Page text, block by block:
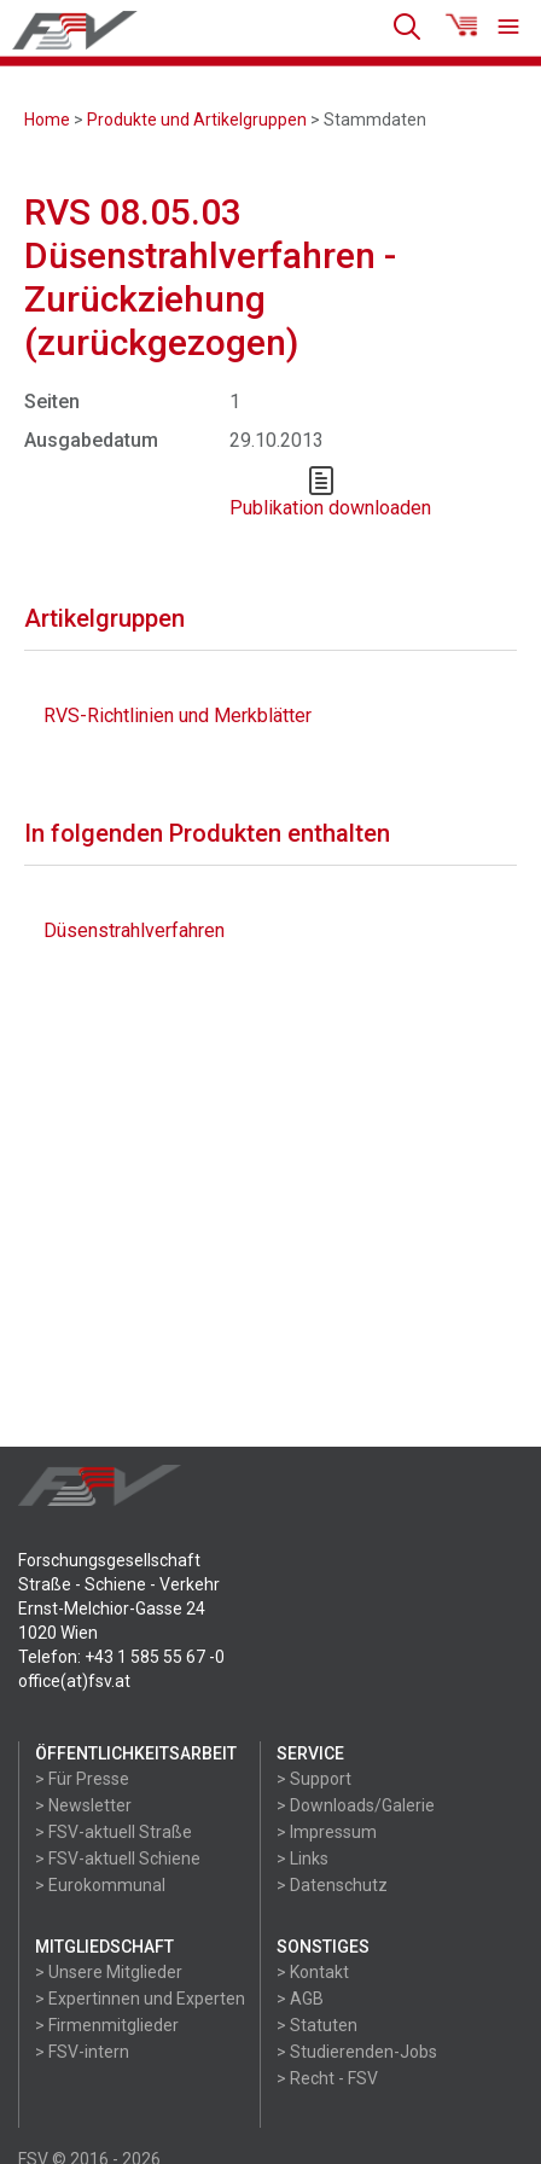
Home > Produkte und Artikelgruppen > Stammdaten
RVS 08.05.03
Düsenstrahlverfahren -
Zurückziehung
(zurückgezogen)
Seiten
1
Ausgabedatum
29.10.2013
Publikation downloaden
Artikelgruppen
RVS-Richtlinien und Merkblätter
In folgenden Produkten enthalten
Düsenstrahlverfahren
Forschungsgesellschaft
Straße - Schiene - Verkehr
Ernst-Melchior-Gasse 24
1020 Wien
Telefon: +43 1 585 55 67 -0
office(at)fsv.at
ÖFFENTLICHKEITSARBEIT
> Für Presse
> Newsletter
> FSV-aktuell Straße
> FSV-aktuell Schiene
> Eurokommunal
SERVICE
> Support
> Downloads/Galerie
> Impressum
> Links
> Datenschutz
MITGLIEDSCHAFT
> Unsere Mitglieder
> Expertinnen und Experten
> Firmenmitglieder
> FSV-intern
SONSTIGES
> Kontakt
> AGB
> Statuten
> Studierenden-Jobs
> Recht - FSV
FSV © 2016 - 2026